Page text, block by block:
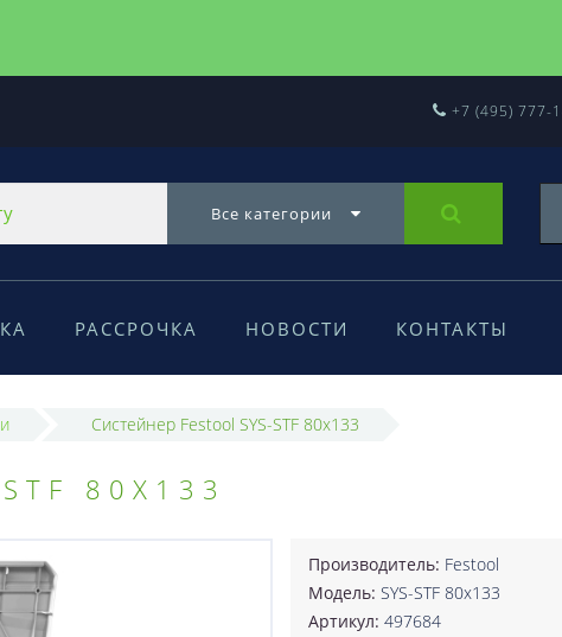
+7 (495) 777-
Все категории
РАССРОЧКА НОВОСТИ КОНТАКТЫ
Систейнер Festool SYS-STF 80x133
80X133
Производитель: Festool
Модель: SYS-STF 80x133
Артикул: 497684